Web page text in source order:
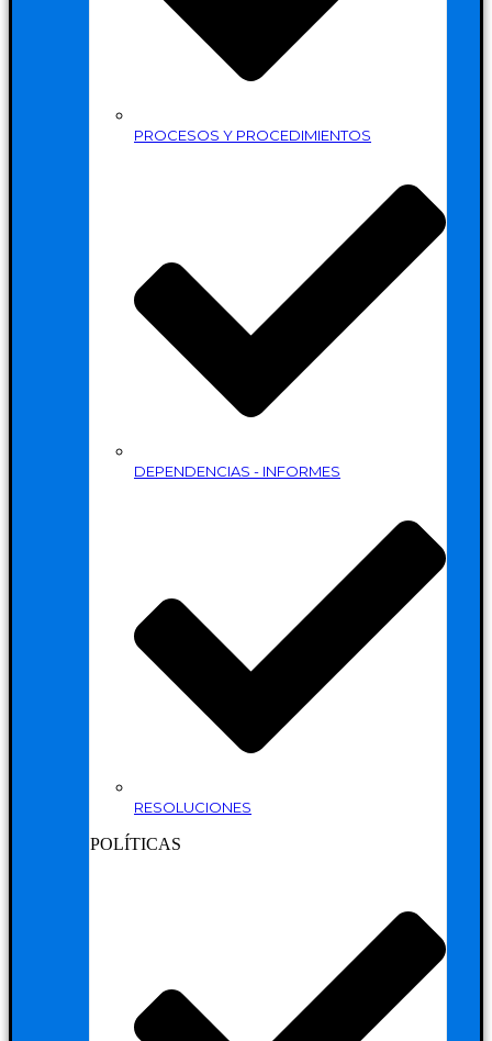
PROCESOS Y PROCEDIMIENTOS
DEPENDENCIAS - INFORMES
RESOLUCIONES
POLÍTICAS